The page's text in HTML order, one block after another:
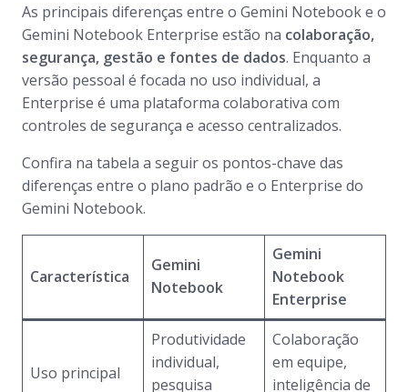
As principais diferenças entre o Gemini Notebook e o
Gemini Notebook Enterprise estão na colaboração,
segurança, gestão e fontes de dados. Enquanto a
versão pessoal é focada no uso individual, a
Enterprise é uma plataforma colaborativa com
controles de segurança e acesso centralizados.
Confira na tabela a seguir os pontos-chave das
diferenças entre o plano padrão e o Enterprise do
Gemini Notebook.
Característica
Gemini
Notebook
Gemini
Notebook
Enterprise
Uso principal
Produtividade
individual,
pesquisa
Colaboração
em equipe,
inteligência de